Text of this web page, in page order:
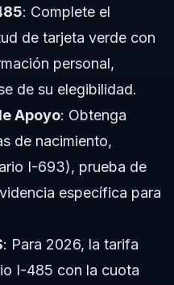
: Complete el
de tarjeta verde con
personal,
de su elegibilidad.
Apoyo: Obtenga
de nacimiento,
I-693), prueba de
específica para
: Para 2026, la tarifa
I-485 con la cuota